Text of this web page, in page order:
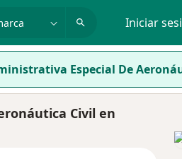
Iniciar
Especial De
Civil en